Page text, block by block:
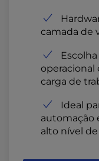
camada de
operacional
carga de
Ideal
automação
alto nível